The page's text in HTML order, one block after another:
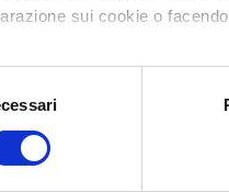
sui cookie o
vorremmo anche:
informazioni sulla
Biochemistry &
Biochimica e
Biochemistry &